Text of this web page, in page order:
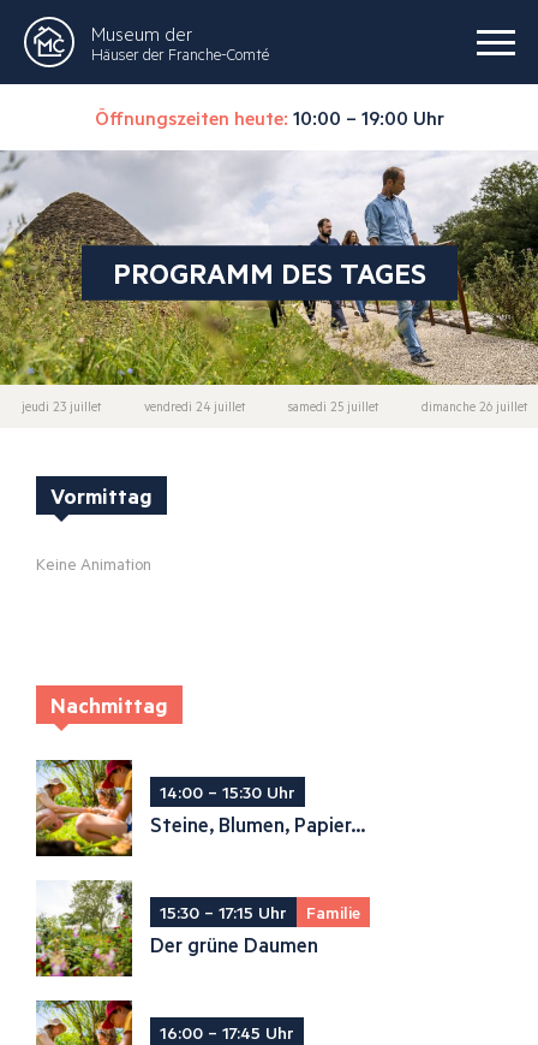
Museum der
Häuser der Franche-Comté
Öffnungszeiten heute: 10:00 – 19:00 Uhr
PROGRAMM DES TAGES
jeudi 23 juillet vendredi 24 juillet samedi 25 juillet dimanche 26 juillet
Vormittag
Keine Animation
Nachmittag
14:00 – 15:30 Uhr
Steine, Blumen, Papier...
15:30 – 17:15 Uhr Familie
Der grüne Daumen
16:00 – 17:45 Uhr